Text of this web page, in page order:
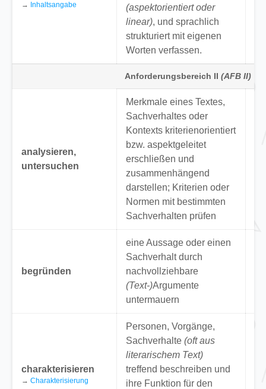
→ Inhaltsangabe
(aspektorientiert oder
linear), und sprachlich
strukturiert mit eigenen
Worten verfassen.
Anforderungsbereich II (AFB II)
analysieren,
untersuchen
Merkmale eines Textes,
Sachverhaltes oder
Kontexts kriterienorientiert
bzw. aspektgeleitet
erschließen und
zusammenhängend
darstellen; Kriterien oder
Normen mit bestimmten
Sachverhalten prüfen
begründen
eine Aussage oder einen
Sachverhalt durch
nachvollziehbare
(Text-)Argumente
untermauern
charakterisieren
→ Charakterisierung
Personen, Vorgänge,
Sachverhalte (oft aus
literarischem Text)
treffend beschreiben und
ihre Funktion für den